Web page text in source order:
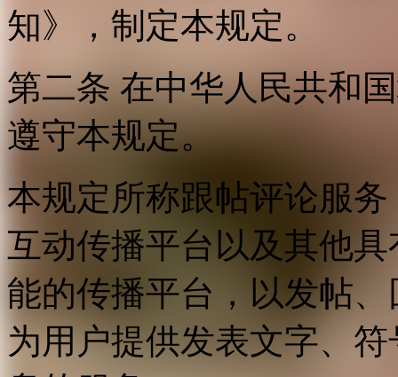
知》，制定本规定。
第二条 在中华人民共和
遵守本规定。
本规定所称跟帖评论服
互动传播平台以及其他
能的传播平台，以发帖
为用户提供发表文字、